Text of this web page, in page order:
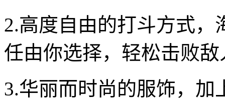
2.高度自由的打斗方式
任由你选择，轻松击败敌
3.华丽而时尚的服饰，